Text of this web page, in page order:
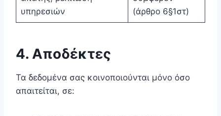
υπηρεσιών
(άρθρο 6§1στ)
4. Αποδέκτες
Τα δεδομένα σας κοινοποιούνται μόνο όσο
απαιτείται, σε: